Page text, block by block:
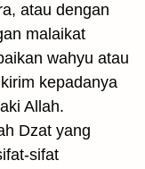
atau dengan
malaikat
wahyu atau
kepadanya
Allah.
Dzat yang
sifat